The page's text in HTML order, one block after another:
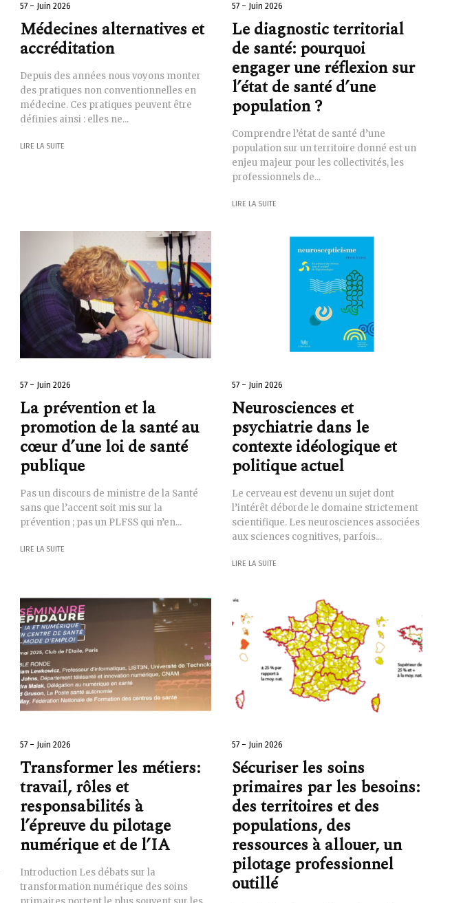
57 – Juin 2026
Médecines alternatives et
accréditation
Depuis des années nous voyons monter
des pratiques non conventionnelles en
médecine. Ces pratiques peuvent être
définies ainsi : elles ne...
LIRE LA SUITE
57 – Juin 2026
Le diagnostic territorial
de santé: pourquoi
engager une réflexion sur
l’état de santé d’une
population ?
Comprendre l’état de santé d’une
population sur un territoire donné est un
enjeu majeur pour les collectivités, les
professionnels de...
LIRE LA SUITE
57 – Juin 2026
La prévention et la
promotion de la santé au
cœur d’une loi de santé
publique
Pas un discours de ministre de la Santé
sans que l’accent soit mis sur la
prévention ; pas un PLFSS qui n’en...
LIRE LA SUITE
57 – Juin 2026
Neurosciences et
psychiatrie dans le
contexte idéologique et
politique actuel
Le cerveau est devenu un sujet dont
l’intérêt déborde le domaine strictement
scientifique. Les neurosciences associées
aux sciences cognitives, parfois...
LIRE LA SUITE
57 – Juin 2026
Transformer les métiers:
travail, rôles et
responsabilités à
l’épreuve du pilotage
numérique et de l’IA
Introduction Les débats sur la
transformation numérique des soins
57 – Juin 2026
Sécuriser les soins
primaires par les besoins:
des territoires et des
populations, des
ressources à allouer, un
pilotage professionnel
outillé